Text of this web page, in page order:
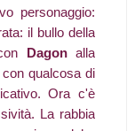
personaggio:
il bullo della
Dagonalla
qualcosa di
Ora c'è
La rabbia